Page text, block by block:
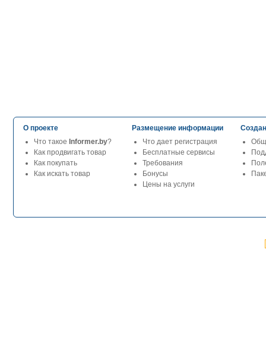
О проекте
Что такое Informer.by?
Как продвигать товар
Как покупать
Как искать товар
Размещение информации
Что дает регистрация
Бесплатные сервисы
Требования
Бонусы
Цены на услуги